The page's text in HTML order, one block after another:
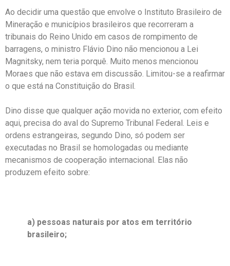
Ao decidir uma questão que envolve o Instituto Brasileiro de
Mineração e municípios brasileiros que recorreram a
tribunais do Reino Unido em casos de rompimento de
barragens, o ministro Flávio Dino não mencionou a Lei
Magnitsky, nem teria porquê. Muito menos mencionou
Moraes que não estava em discussão. Limitou-se a reafirmar
o que está na Constituição do Brasil.
Dino disse que qualquer ação movida no exterior, com efeito
aqui, precisa do aval do Supremo Tribunal Federal. Leis e
ordens estrangeiras, segundo Dino, só podem ser
executadas no Brasil se homologadas ou mediante
mecanismos de cooperação internacional. Elas não
produzem efeito sobre:
a) pessoas naturais por atos em território
brasileiro;